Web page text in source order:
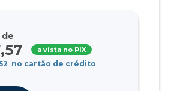
,57 a vista no PIX
no cartão de crédito